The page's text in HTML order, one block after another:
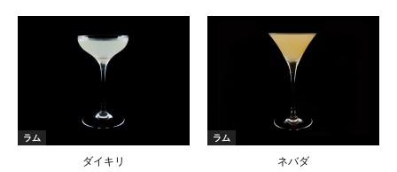
ラム
ダイキリ
ラム
ネバダ